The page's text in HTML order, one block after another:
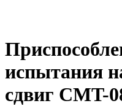
испытания
сдвиг CMT-